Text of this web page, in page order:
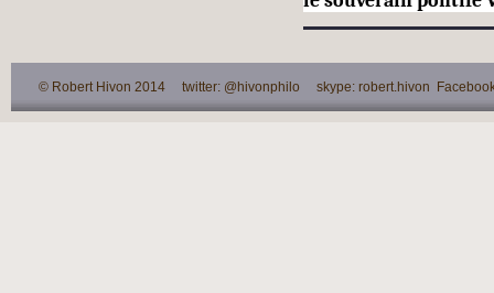
© Robert Hivon 2014 twitter: @hivonphilo skype: robert.hivon